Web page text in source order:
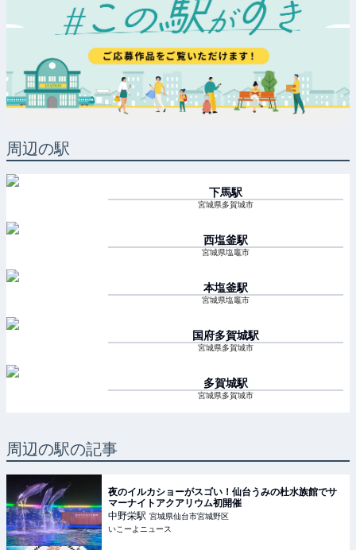
周辺の駅
下馬駅
宮城県多賀城市
西塩釜駅
宮城県塩竈市
本塩釜駅
宮城県塩竈市
国府多賀城駅
宮城県多賀城市
多賀城駅
宮城県多賀城市
周辺の駅の記事
夜のイルカショーがスゴい！仙台うみの杜水族館でサ
マーナイトアクアリウム初開催
中野栄駅 宮城県仙台市宮城野区
いこーよニュース